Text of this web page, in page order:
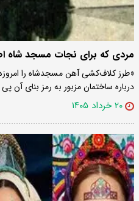
مردی که برای نجات مسجد شاه
«طرز کلاف‌کشی آهن مسجدشاه را
درباره ساختمان مزبور به رمز بنای آن
۲۰ خرداد ۱۴۰۵